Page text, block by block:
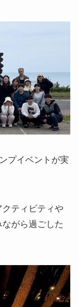
プイベントが実
ティビティや
がら過ごした